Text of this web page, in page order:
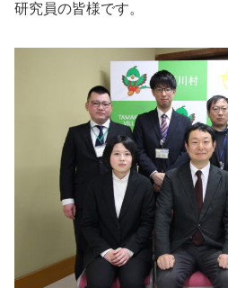
研究員の皆様です。